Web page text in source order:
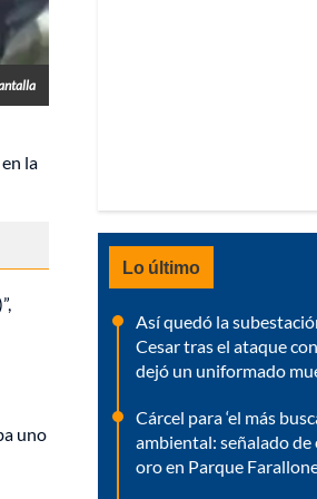
la
uno
Lo último
Así quedó la
Cesar tras el ataque
dejó un uniformado
Cárcel para ‘el más
ambiental: señalado
oro en Parque